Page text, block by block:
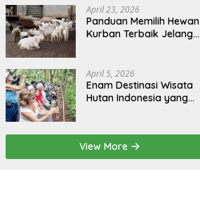
Budaya Borneo
April 23, 2026
Panduan Memilih Hewan
Kurban Terbaik Jelang
April 5, 2026
Enam Destinasi Wisata
Hutan Indonesia yang
View More